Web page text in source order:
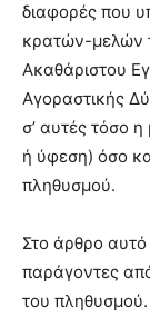
διαφορές που
κρατών-μελών
Ακαθάριστου
Αγοραστικής
σ’ αυτές τόσο
ή ύφεση) όσο
πληθυσμού.
Στο άρθρο
παράγοντες
του πληθυσμού.